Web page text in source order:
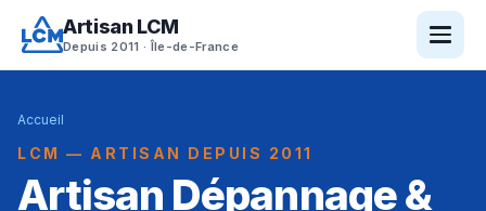
Artisan LCM
Depuis 2011 · Île-de-France
Accueil
LCM — ARTISAN DEPUIS 2011
Artisan Dépannage &